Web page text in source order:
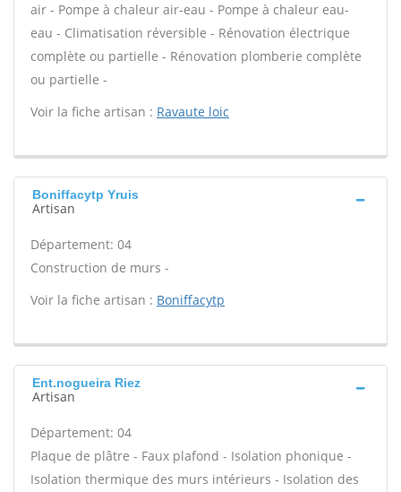
air - Pompe à chaleur air-eau - Pompe à chaleur eau-
eau - Climatisation réversible - Rénovation électrique
complète ou partielle - Rénovation plomberie complète
ou partielle -
Voir la fiche artisan : Ravaute loic
Boniffacytp Yruis
Artisan
Département: 04
Construction de murs -
Voir la fiche artisan : Boniffacytp
Ent.nogueira Riez
Artisan
Département: 04
Plaque de plâtre - Faux plafond - Isolation phonique -
Isolation thermique des murs intérieurs - Isolation des